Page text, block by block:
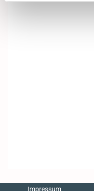
Impressum